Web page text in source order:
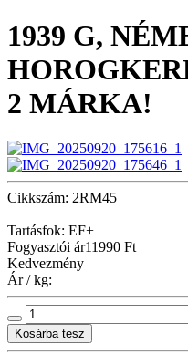
1939 G,
2 MÁRKA!
Cikkszám: 2RM45
Tartásfok: EF+
Fogyasztói ár11990 Ft
Kedvezmény
Ár / kg: